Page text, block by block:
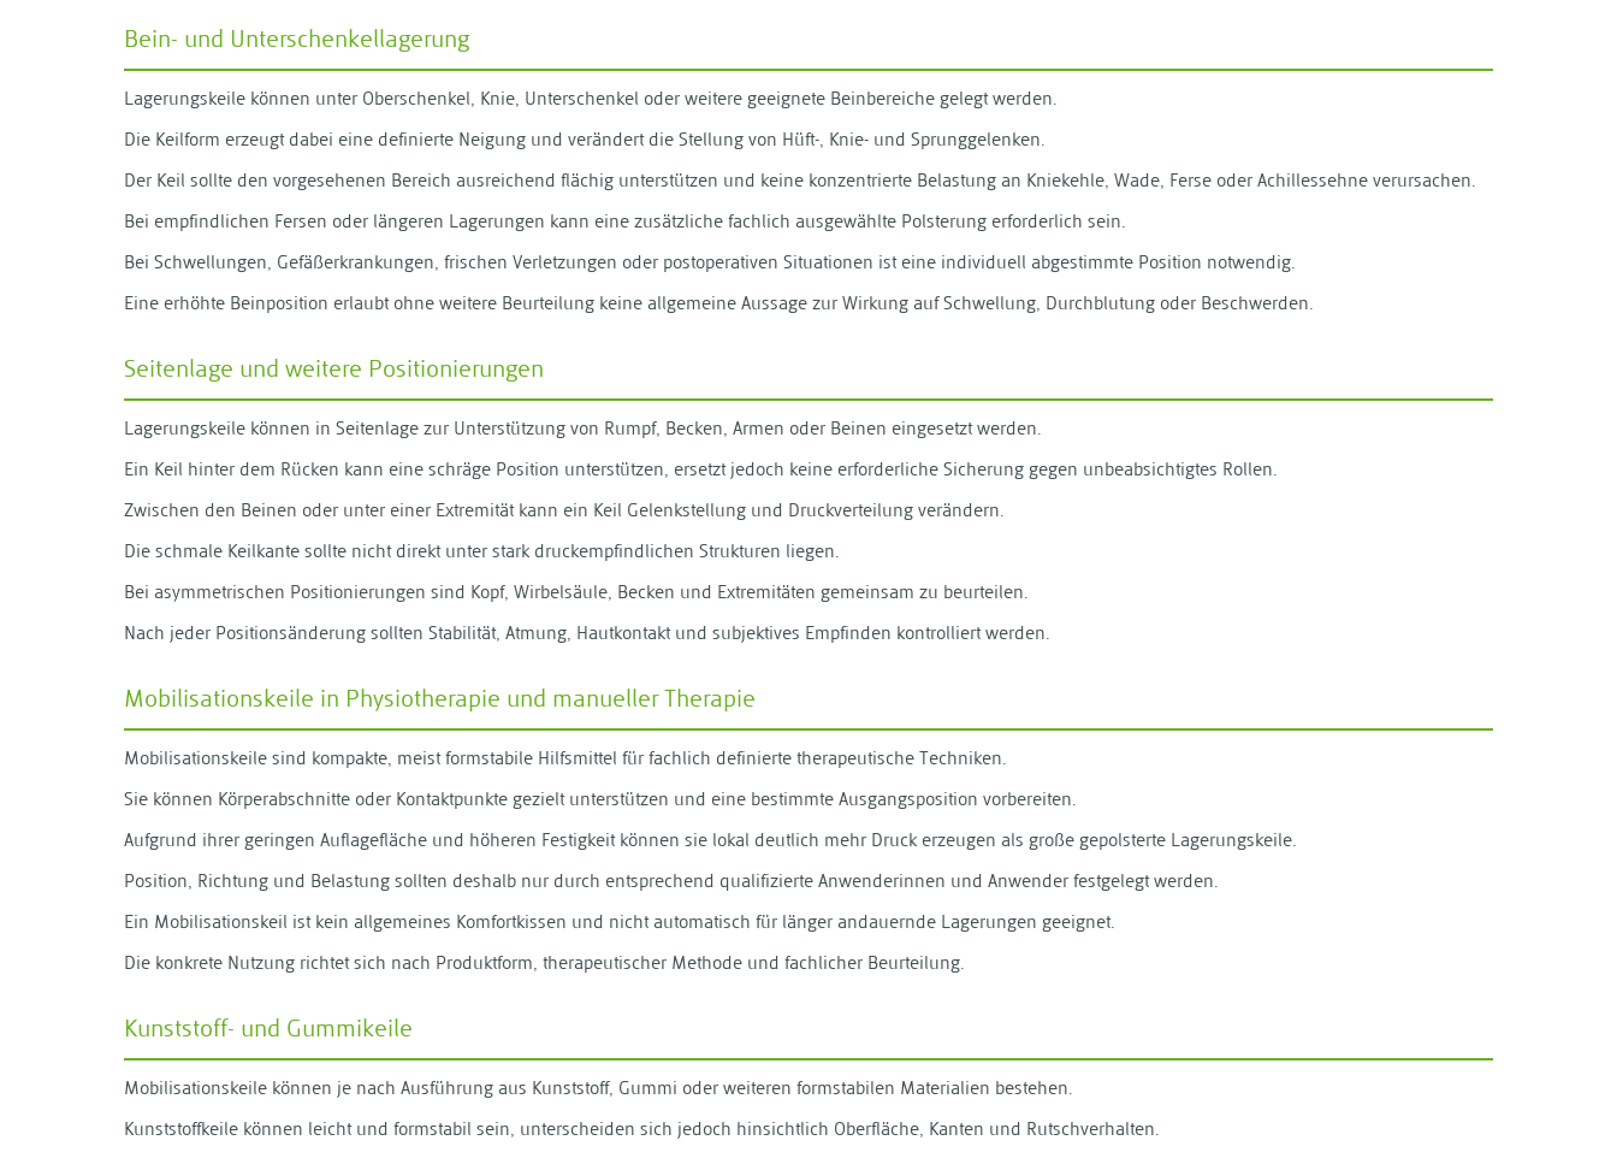
Bein- und Unterschenkellagerung
Lagerungskeile können unter Oberschenkel, Knie, Unterschenkel oder weitere geeignete Beinbereiche gelegt werden.
Die Keilform erzeugt dabei eine definierte Neigung und verändert die Stellung von Hüft-, Knie- und Sprunggelenken.
Der Keil sollte den vorgesehenen Bereich ausreichend flächig unterstützen und keine konzentrierte Belastung an Kniekehle, Wade, Ferse oder Achillessehne verursachen.
Bei empfindlichen Fersen oder längeren Lagerungen kann eine zusätzliche fachlich ausgewählte Polsterung erforderlich sein.
Bei Schwellungen, Gefäßerkrankungen, frischen Verletzungen oder postoperativen Situationen ist eine individuell abgestimmte Position notwendig.
Eine erhöhte Beinposition erlaubt ohne weitere Beurteilung keine allgemeine Aussage zur Wirkung auf Schwellung, Durchblutung oder Beschwerden.
Seitenlage und weitere Positionierungen
Lagerungskeile können in Seitenlage zur Unterstützung von Rumpf, Becken, Armen oder Beinen eingesetzt werden.
Ein Keil hinter dem Rücken kann eine schräge Position unterstützen, ersetzt jedoch keine erforderliche Sicherung gegen unbeabsichtigtes Rollen.
Zwischen den Beinen oder unter einer Extremität kann ein Keil Gelenkstellung und Druckverteilung verändern.
Die schmale Keilkante sollte nicht direkt unter stark druckempfindlichen Strukturen liegen.
Bei asymmetrischen Positionierungen sind Kopf, Wirbelsäule, Becken und Extremitäten gemeinsam zu beurteilen.
Nach jeder Positionsänderung sollten Stabilität, Atmung, Hautkontakt und subjektives Empfinden kontrolliert werden.
Mobilisationskeile in Physiotherapie und manueller Therapie
Mobilisationskeile sind kompakte, meist formstabile Hilfsmittel für fachlich definierte therapeutische Techniken.
Sie können Körperabschnitte oder Kontaktpunkte gezielt unterstützen und eine bestimmte Ausgangsposition vorbereiten.
Aufgrund ihrer geringen Auflagefläche und höheren Festigkeit können sie lokal deutlich mehr Druck erzeugen als große gepolsterte Lagerungskeile.
Position, Richtung und Belastung sollten deshalb nur durch entsprechend qualifizierte Anwenderinnen und Anwender festgelegt werden.
Ein Mobilisationskeil ist kein allgemeines Komfortkissen und nicht automatisch für länger andauernde Lagerungen geeignet.
Die konkrete Nutzung richtet sich nach Produktform, therapeutischer Methode und fachlicher Beurteilung.
Kunststoff- und Gummikeile
Mobilisationskeile können je nach Ausführung aus Kunststoff, Gummi oder weiteren formstabilen Materialien bestehen.
Kunststoffkeile können leicht und formstabil sein, unterscheiden sich jedoch hinsichtlich Oberfläche, Kanten und Rutschverhalten.